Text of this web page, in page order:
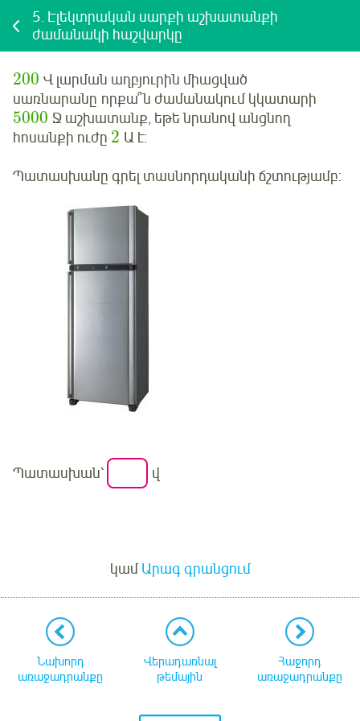
5. Էլեկտրական սարքի աշխատանքի
ժամանակի հաշվարկը
200 Վ լարման աղբյուրին միացված
սառնարանը որքա՞ն ժամանակում կկատարի
5000 Ջ աշխատանք, եթե նրանով անցնող
հոսանքի ուժը 2 Ա է:
Պատասխանը գրել տասնորդականի ճշտությամբ:
Պատասխան՝ վ
կամԱրագ գրանցում
Նախորդ
առաջադրանքը
Վերադառնալ
թեմային
Հաջորդ
առաջադրանքը